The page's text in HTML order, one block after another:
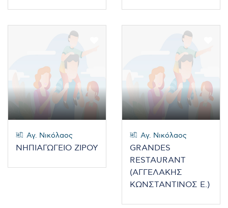
Αγ. Νικόλαος
ΝΗΠΙΑΓΩΓΕΙΟ ΖΙΡΟΥ
Αγ. Νικόλαος
GRANDES
RESTAURANT
(ΑΓΓΕΛΑΚΗΣ
ΚΩΝΣΤΑΝΤΙΝΟΣ Ε.)